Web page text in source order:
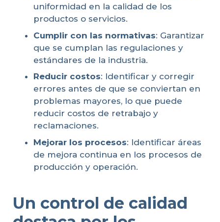
uniformidad en la calidad de los
productos o servicios.
Cumplir con las normativas: Garantizar
que se cumplan las regulaciones y
estándares de la industria.
Reducir costos: Identificar y corregir
errores antes de que se conviertan en
problemas mayores, lo que puede
reducir costos de retrabajo y
reclamaciones.
Mejorar los procesos: Identificar áreas
de mejora continua en los procesos de
producción y operación.
Un control de calidad